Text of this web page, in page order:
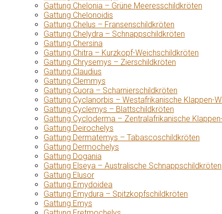
Gattung Chelonia – Grüne Meeresschildkröten
Gattung Chelonoidis
Gattung Chelus – Fransenschildkröten
Gattung Chelydra – Schnappschildkröten
Gattung Chersina
Gattung Chitra – Kurzkopf-Weichschildkröten
Gattung Chrysemys – Zierschildkröten
Gattung Claudius
Gattung Clemmys
Gattung Cuora – Scharnierschildkröten
Gattung Cyclanorbis – Westafrikanische Klappen-
Gattung Cyclemys – Blattschildkröten
Gattung Cycloderma – Zentralafrikanische
Gattung Deirochelys
Gattung Dermatemys – Tabascoschildkröten
Gattung Dermochelys
Gattung Dogania
Gattung Elseya – Australische Schnappschildkröten
Gattung Elusor
Gattung Emydoidea
Gattung Emydura – Spitzkopfschildkröten
Gattung Emys